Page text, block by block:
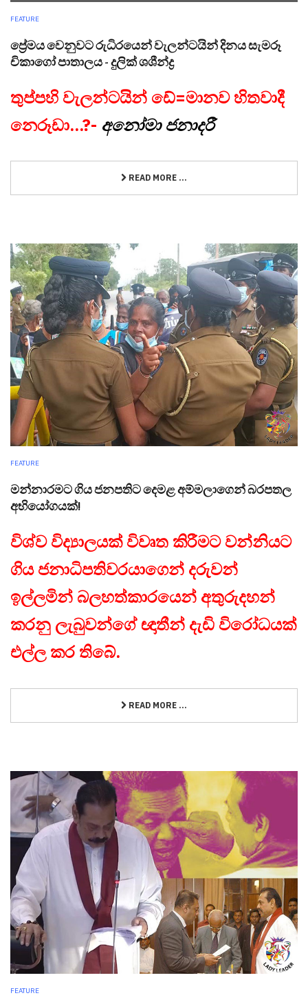
FEATURE
ප්‍රේමය වෙනුවට රුධිරයෙන් වැලන්ටයින් දිනය සැමරූ
චිකාගෝ පාතාලය - දුලික් ශශීන්ද්‍ර
තුප්පහි වැලන්ටයින් ඩේ=මානව හිතවාදී
නෙරූඩා...?- අනෝමා ජනාදරී
READ MORE ...
FEATURE
මන්නාරමට ගිය ජනපතිට දෙමළ අම්මලාගෙන් බරපතල
අභියෝගයක්!
විශ්ව විද්‍යාලයක් විවෘත කිරීමට වන්නියට
ගිය ජනාධිපතිවරයාගෙන් දරුවන්
ඉල්ලමින් බලහත්කාරයෙන් අතුරුදහන්
කරනු ලැබුවන්ගේ ඥාතීන් දැඩි විරෝධයක්
එල්ල කර තිබේ.
READ MORE ...
FEATURE